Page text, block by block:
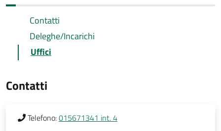
Contatti
Deleghe/Incarichi
Uffici
Contatti
Telefono:015671341 int. 4